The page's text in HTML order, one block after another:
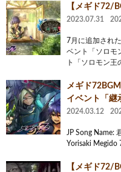
【メギド72/
2023.07.31
7月に追加され
ベント「ソロモ
ト「ソロモン王
メギド
イベント「継
2024.03.12
JP Song Name:
Yorisaki Megido
【メギド72/